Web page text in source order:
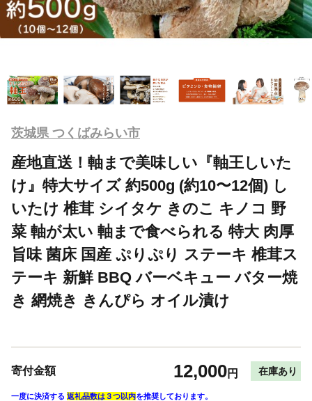
茨城県 つくばみらい市
産地直送！軸まで美味しい『軸王しいた
け』特大サイズ 約500g (約10〜12個) し
いたけ 椎茸 シイタケ きのこ キノコ 野
菜 軸が太い 軸まで食べられる 特大 肉厚
旨味 菌床 国産 ぷりぷり ステーキ 椎茸ス
テーキ 新鮮 BBQ バーベキュー バター焼
き 網焼き きんぴら オイル漬け
寄付金額 12,000円 在庫あり
一度に決済する 返礼品数は３つ以内を推奨しております。